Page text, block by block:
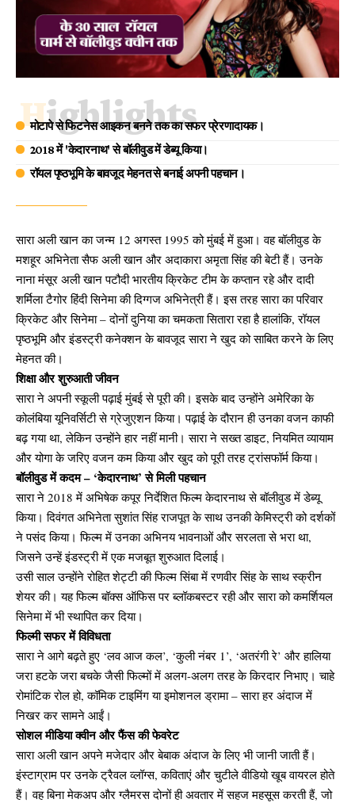
Highlights
मोटापे से फिटनेस आइकन बनने तक का सफर प्रेरणादायक।
2018 में 'केदारनाथ' से बॉलीवुड में डेब्यू किया।
रॉयल पृष्ठभूमि के बावजूद मेहनत से बनाई अपनी पहचान।
सारा अली खान का जन्म 12 अगस्त 1995 को मुंबई में हुआ। वह बॉलीवुड के
मशहूर अभिनेता सैफ अली खान और अदाकारा अमृता सिंह की बेटी हैं। उनके
नाना मंसूर अली खान पटौदी भारतीय क्रिकेट टीम के कप्तान रहे और दादी
शर्मिला टैगोर हिंदी सिनेमा की दिग्गज अभिनेत्री हैं। इस तरह सारा का परिवार
क्रिकेट और सिनेमा – दोनों दुनिया का चमकता सितारा रहा है हालांकि, रॉयल
पृष्ठभूमि और इंडस्ट्री कनेक्शन के बावजूद सारा ने खुद को साबित करने के लिए
मेहनत की।
शिक्षा और शुरुआती जीवन
सारा ने अपनी स्कूली पढ़ाई मुंबई से पूरी की। इसके बाद उन्होंने अमेरिका के
कोलंबिया यूनिवर्सिटी से ग्रेजुएशन किया। पढ़ाई के दौरान ही उनका वजन काफी
बढ़ गया था, लेकिन उन्होंने हार नहीं मानी। सारा ने सख्त डाइट, नियमित व्यायाम
और योगा के जरिए वजन कम किया और खुद को पूरी तरह ट्रांसफॉर्म किया।
बॉलीवुड में कदम – ‘केदारनाथ’ से मिली पहचान
सारा ने 2018 में अभिषेक कपूर निर्देशित फिल्म केदारनाथ से बॉलीवुड में डेब्यू
किया। दिवंगत अभिनेता सुशांत सिंह राजपूत के साथ उनकी केमिस्ट्री को दर्शकों
ने पसंद किया। फिल्म में उनका अभिनय भावनाओं और सरलता से भरा था,
जिसने उन्हें इंडस्ट्री में एक मजबूत शुरुआत दिलाई।
उसी साल उन्होंने रोहित शेट्टी की फिल्म सिंबा में रणवीर सिंह के साथ स्क्रीन
शेयर की। यह फिल्म बॉक्स ऑफिस पर ब्लॉकबस्टर रही और सारा को कमर्शियल
सिनेमा में भी स्थापित कर दिया।
फिल्मी सफर में विविधता
सारा ने आगे बढ़ते हुए ‘लव आज कल’, ‘कुली नंबर 1’, ‘अतरंगी रे’ और हालिया
जरा हटके जरा बचके जैसी फिल्मों में अलग-अलग तरह के किरदार निभाए। चाहे
रोमांटिक रोल हो, कॉमिक टाइमिंग या इमोशनल ड्रामा – सारा हर अंदाज में
निखर कर सामने आईं।
सोशल मीडिया क्वीन और फैंस की फेवरेट
सारा अली खान अपने मजेदार और बेबाक अंदाज के लिए भी जानी जाती हैं।
इंस्टाग्राम पर उनके ट्रैवल व्लॉग्स, कविताएं और चुटीले वीडियो खूब वायरल होते
हैं। वह बिना मेकअप और ग्लैमरस दोनों ही अवतार में सहज महसूस करती हैं, जो